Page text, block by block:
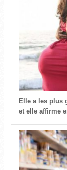
Elle a les plus
et elle affirme